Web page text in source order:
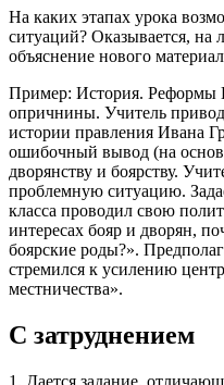
На каких этапах урока
ситуаций? Оказывается,
объяснение нового
Пример: История. Реформы
опричнины. Учитель
истории правления Ивана
ошибочный вывод (на
дворянству и боярству.
проблемную ситуацию.
класса проводил свою
интересах бояр и дворян,
боярские роды?».
стремился к усилению
местничества».
С затруднением
1. Дается задание,